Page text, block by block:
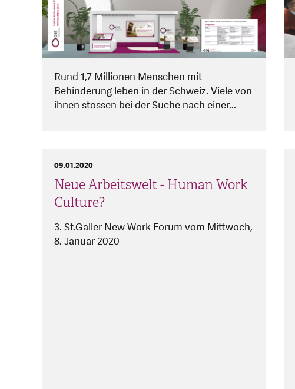
Rund 1,7 Millionen Menschen mit
Behinderung leben in der Schweiz. Viele von
ihnen stossen bei der Suche nach einer...
Neue Arbeitswelt - Human Work
Culture?
09.01.2020
3. St.Galler New Work Forum vom Mittwoch,
8. Januar 2020